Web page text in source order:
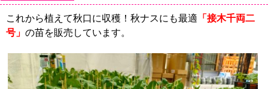
これから植えて秋口に収穫！秋ナスにも最適 「接木千両二
号」 の苗を販売しています。